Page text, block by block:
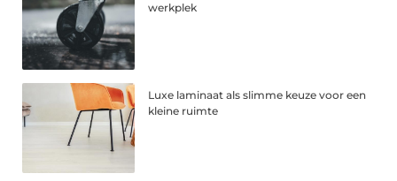
werkplek
Luxe laminaat als slimme keuze voor een
kleine ruimte